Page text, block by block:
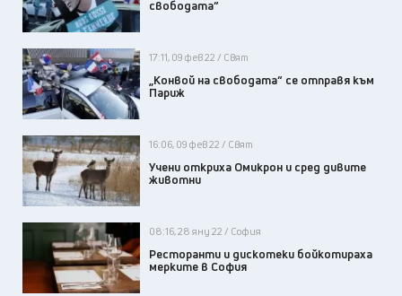
свободата“
17:11, 09 фев 22 / Свят
„Конвой на свободата“ се отправя към
Париж
16:06, 09 фев 22 / Свят
Учени откриха Омикрон и сред дивите
животни
08:16, 28 яну 22 / София
Ресторанти и дискотеки бойкотираха
мерките в София